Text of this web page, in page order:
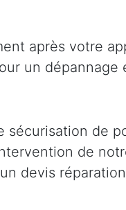
après votre
un dépannage
sécurisation de
de
devis